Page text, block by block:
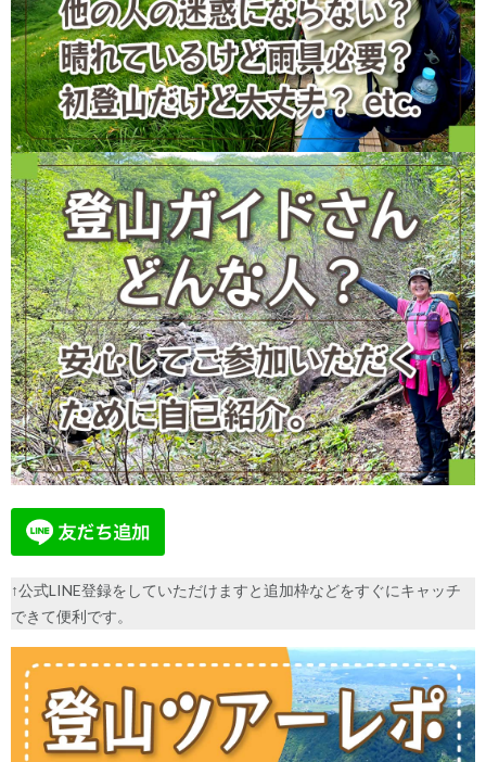
↑公式LINE登録をしていただけますと追加枠などをすぐにキャッチ
できて便利です。